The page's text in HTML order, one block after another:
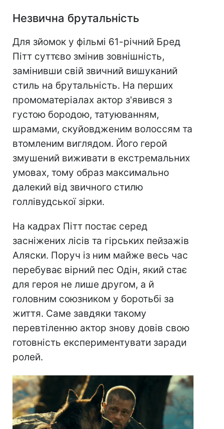
Незвична брутальність
Для зйомок у фільмі 61-річний Бред
Пітт суттєво змінив зовнішність,
замінивши свій звичний вишуканий
стиль на брутальність. На перших
промоматеріалах актор з'явився з
густою бородою, татуюванням,
шрамами, скуйовдженим волоссям та
втомленим виглядом. Його герой
змушений виживати в екстремальних
умовах, тому образ максимально
далекий від звичного стилю
голлівудської зірки.
На кадрах Пітт постає серед
засніжених лісів та гірських пейзажів
Аляски. Поруч із ним майже весь час
перебуває вірний пес Одін, який стає
для героя не лише другом, а й
головним союзником у боротьбі за
життя. Саме завдяки такому
перевтіленню актор знову довів свою
готовність експериментувати заради
ролей.